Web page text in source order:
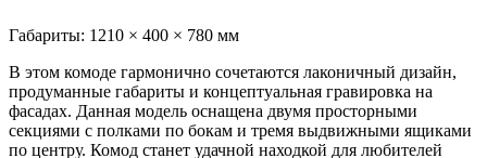
Габариты: 1210 × 400 × 780 мм
В этом комоде гармонично сочетаются лаконичный дизайн,
продуманные габариты и концептуальная гравировка на
фасадах. Данная модель оснащена двумя просторными
секциями с полками по бокам и тремя выдвижными ящиками
по центру. Комод станет удачной находкой для любителей